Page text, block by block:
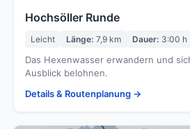
Hochsöller Runde
Leicht Länge: 7,9 km Dauer: 3:00 h
Das Hexenwasser erwandern und
Ausblick belohnen.
Details & Routenplanung →